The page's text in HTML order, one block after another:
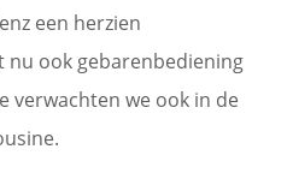
een herzien
ook gebarenbediening
verwachten we ook in de